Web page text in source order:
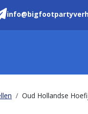
Oud Hollandse